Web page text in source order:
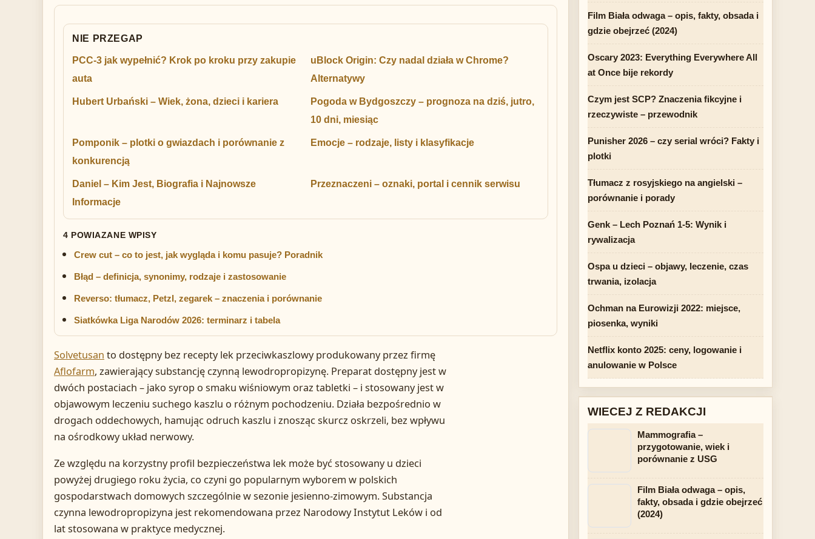
NIE PRZEGAP
PCC-3 jak wypełnić? Krok po kroku przy zakupie
auta
uBlock Origin: Czy nadal działa w Chrome?
Alternatywy
Hubert Urbański – Wiek, żona, dzieci i kariera
Pogoda w Bydgoszczy – prognoza na dziś, jutro,
10 dni, miesiąc
Pomponik – plotki o gwiazdach i porównanie z
konkurencją
Emocje – rodzaje, listy i klasyfikacje
Daniel – Kim Jest, Biografia i Najnowsze
Informacje
Przeznaczeni – oznaki, portal i cennik serwisu
4 POWIAZANE WPISY
Crew cut – co to jest, jak wygląda i komu pasuje? Poradnik
Błąd – definicja, synonimy, rodzaje i zastosowanie
Reverso: tłumacz, Petzl, zegarek – znaczenia i porównanie
Siatkówka Liga Narodów 2026: terminarz i tabela
Solvetusan to dostępny bez recepty lek przeciwkaszlowy produkowany przez firmę
Aflofarm, zawierający substancję czynną lewodropropizynę. Preparat dostępny jest w
dwóch postaciach – jako syrop o smaku wiśniowym oraz tabletki – i stosowany jest w
objawowym leczeniu suchego kaszlu o różnym pochodzeniu. Działa bezpośrednio w
drogach oddechowych, hamując odruch kaszlu i znosząc skurcz oskrzeli, bez wpływu
na ośrodkowy układ nerwowy.
Ze względu na korzystny profil bezpieczeństwa lek może być stosowany u dzieci
powyżej drugiego roku życia, co czyni go popularnym wyborem w polskich
gospodarstwach domowych szczególnie w sezonie jesienno-zimowym. Substancja
czynna lewodropropizyna jest rekomendowana przez Narodowy Instytut Leków i od
lat stosowana w praktyce medycznej.
Film Biała odwaga – opis, fakty, obsada i
gdzie obejrzeć (2024)
Oscary 2023: Everything Everywhere All
at Once bije rekordy
Czym jest SCP? Znaczenia fikcyjne i
rzeczywiste – przewodnik
Punisher 2026 – czy serial wróci? Fakty i
plotki
Tłumacz z rosyjskiego na angielski –
porównanie i porady
Genk – Lech Poznań 1-5: Wynik i
rywalizacja
Ospa u dzieci – objawy, leczenie, czas
trwania, izolacja
Ochman na Eurowizji 2022: miejsce,
piosenka, wyniki
Netflix konto 2025: ceny, logowanie i
anulowanie w Polsce
WIECEJ Z REDAKCJI
Mammografia –
przygotowanie, wiek i
porównanie z USG
Film Biała odwaga – opis,
fakty, obsada i gdzie obejrzeć
(2024)